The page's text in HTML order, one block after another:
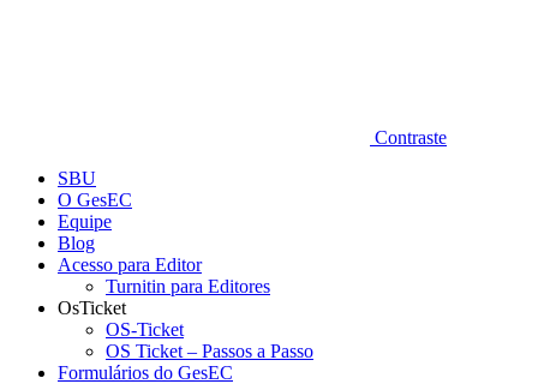
Contraste
SBU
O GesEC
Equipe
Blog
Acesso para Editor
Turnitin para Editores
OsTicket
OS-Ticket
OS Ticket – Passos a Passo
Formulários do GesEC